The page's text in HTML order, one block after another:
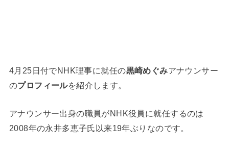
4月25日付でNHK理事に就任の黒崎めぐみアナウンサー
のプロフィールを紹介します。
アナウンサー出身の職員がNHK役員に就任するのは
2008年の永井多恵子氏以来19年ぶりなのです。